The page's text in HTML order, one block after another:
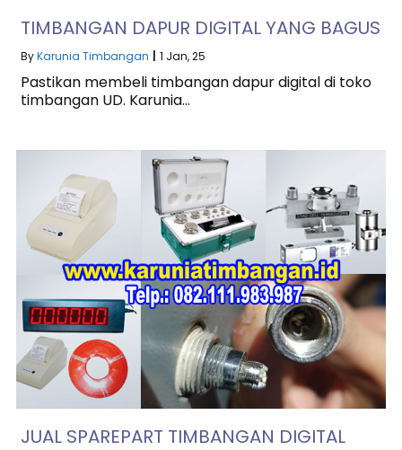
TIMBANGAN DAPUR DIGITAL YANG BAGUS
ByKarunia Timbangan 1 Jan, 25
Pastikan membeli timbangan dapur digital di toko
timbangan UD. Karunia…
JUAL SPAREPART TIMBANGAN DIGITAL